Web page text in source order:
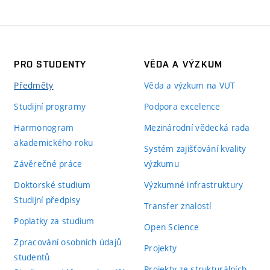
PRO STUDENTY
Předměty
Studijní programy
Harmonogram
akademického roku
Závěrečné práce
Doktorské studium
Studijní předpisy
Poplatky za studium
Zpracování osobních údajů
studentů
VĚDA A VÝZKUM
Věda a výzkum na VUT
Podpora excelence
Mezinárodní vědecká rada
Systém zajišťování kvality
výzkumu
Výzkumné infrastruktury
Transfer znalostí
Open Science
Projekty